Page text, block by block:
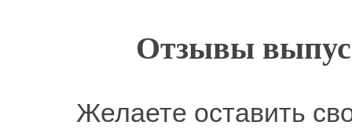
Отзывы
Желаете оставить